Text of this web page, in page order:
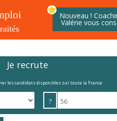
Nouveau !
Valérie vous
Je recrute
les candidats disponibles sur toute la France
?